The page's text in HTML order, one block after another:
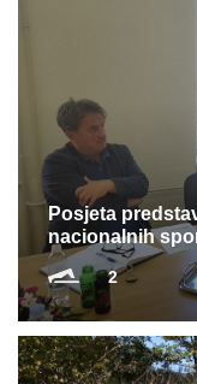
Posjeta
nacionalnih
2